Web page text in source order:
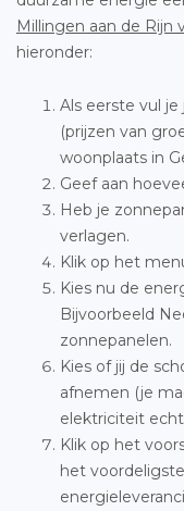
Millingen aan de Rijn
hieronder:
Als eerste vul
(prijzen van
woonplaats in
Geef aan
Heb je
verlagen.
Klik op het
Kies nu de
Bijvoorbeeld
zonnepanelen.
Kies of jij de
afnemen (je
elektriciteit
Klik op het
het